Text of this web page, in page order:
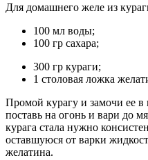
Для домашнего желе из
100 мл воды;
100 гр сахара;
300 гр кураги;
1 столовая ложка
Промой курагу и замочи ее в
поставь на огонь и вари до
курага стала нужно
оставшуюся от варки
желатина.